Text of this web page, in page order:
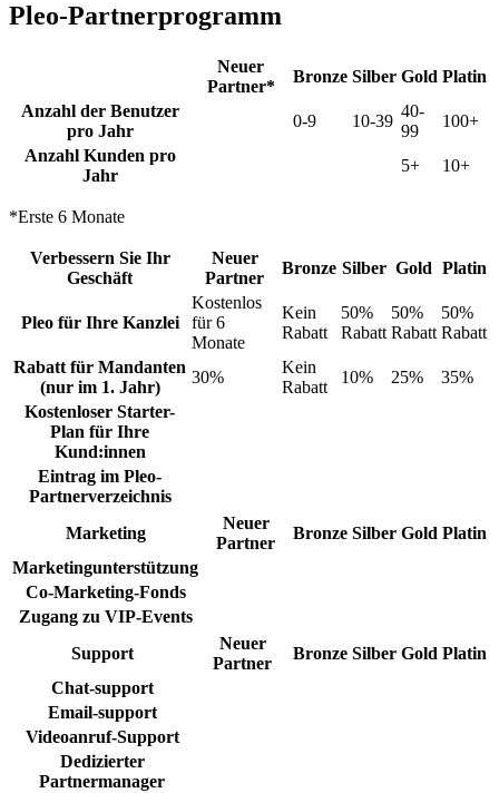
Pleo-Partnerprogramm
Neuer
Partner*
Bronze Silber Gold Platin
Anzahl der Benutzer
pro Jahr
0-9 10-39
40-
99
100+
Anzahl Kunden pro
Jahr
5+ 10+
*Erste 6 Monate
Verbessern Sie Ihr
Geschäft
Neuer
Partner
Bronze Silber Gold Platin
Pleo für Ihre Kanzlei
Kostenlos
für 6
Monate
Kein
Rabatt
50%
Rabatt
50%
Rabatt
50%
Rabatt
Rabatt für Mandanten
(nur im 1. Jahr)
30%
Kein
Rabatt
10% 25%
35%
Kostenloser Starter-
Plan für Ihre
Kund:innen
Eintrag im Pleo-
Partnerverzeichnis
Marketing
Neuer
Partner
Bronze Silber Gold Platin
Marketingunterstützung
Co-Marketing-Fonds
Zugang zu VIP-Events
Support
Neuer
Partner
Bronze Silber Gold Platin
Chat-support
Email-support
Videoanruf-Support
Dedizierter
Partnermanager